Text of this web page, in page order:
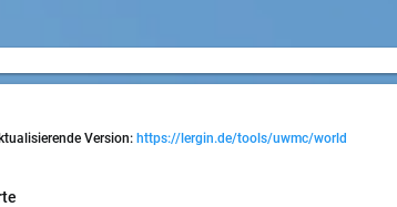
Version: https://lergin.de/tools/uwmc/world